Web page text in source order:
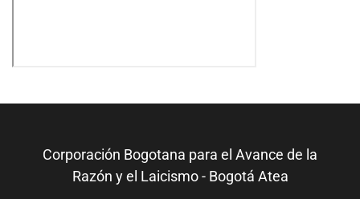
Corporación Bogotana para el Avance de la
Razón y el Laicismo - Bogotá Atea